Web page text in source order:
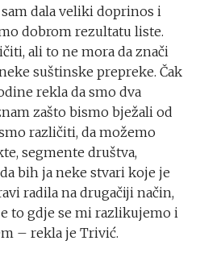
dala veliki doprinos i
dobrom rezultatu liste.
ali to ne mora da znači
suštinske prepreke. Čak
rekla da smo dva
zašto bismo bježali od
različiti, da možemo
segmente društva,
bih ja neke stvari koje je
radila na drugačiji način,
to gdje se mi razlikujemo i
– rekla je Trivić.